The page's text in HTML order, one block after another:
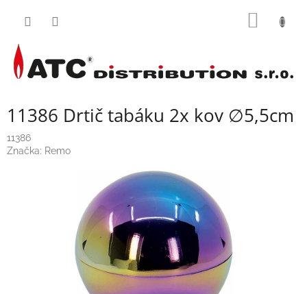
11386 Drtič tabáku 2x kov ∅5,5cm
11386
Značka: Remo